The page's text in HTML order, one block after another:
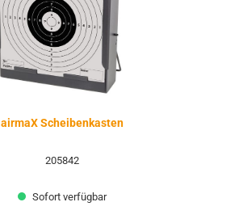
airmaX Scheibenkasten
205842
Sofort verfügbar